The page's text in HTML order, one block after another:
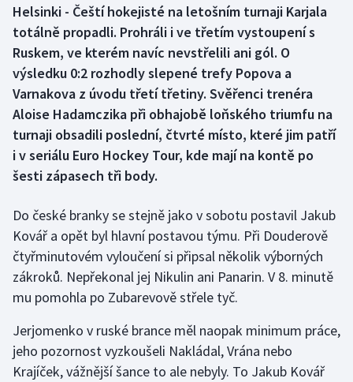
Boby a skeleton
Box
Curling
Dostihy
Florbal
Futsal
Golf
Gymnastika
Házená
Jezdectví
AZ kvíz
Helsinki - Čeští hokejisté na letošním turnaji Karjala
totálně propadli. Prohráli i ve třetím vystoupení s
Ruskem, ve kterém navíc nevstřelili ani gól. O
výsledku 0:2 rozhodly slepené trefy Popova a
Varnakova z úvodu třetí třetiny. Svěřenci trenéra
Aloise Hadamczika při obhajobě loňského triumfu na
turnaji obsadili poslední, čtvrté místo, které jim patří
i v seriálu Euro Hockey Tour, kde mají na kontě po
šesti zápasech tři body.
Do české branky se stejně jako v sobotu postavil Jakub
Kovář a opět byl hlavní postavou týmu. Při Douderově
čtyřminutovém vyloučení si připsal několik výborných
zákroků. Nepřekonal jej Nikulin ani Panarin. V 8. minutě
mu pomohla po Zubarevově střele tyč.
Jerjomenko v ruské brance měl naopak minimum práce,
jeho pozornost vyzkoušeli Nakládal, Vrána nebo
Krajíček, vážnější šance to ale nebyly. To Jakub Kovář